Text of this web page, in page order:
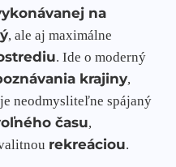
na
, ale aj maximálne
. Ide o moderný
krajiny,
neodmysliteľne spájaný
času,
rekreáciou.